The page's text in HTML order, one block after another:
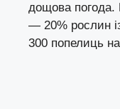
дощова погода.
— 20% рослин
300 попелиць